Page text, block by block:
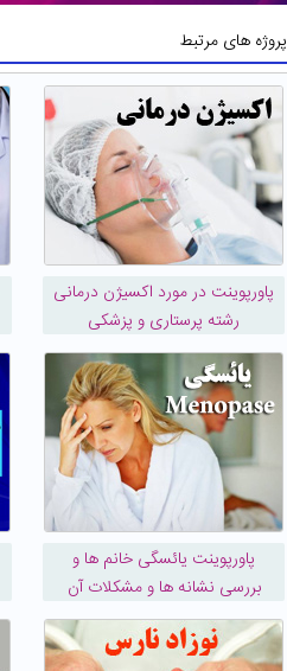
پروژه های مرتبط
پاورپوینت در مورد اکسیژن درمانی
رشته پرستاری و پزشکی
پاورپوینت یائسگی خانم ها و
بررسی نشانه ها و مشکلات آن